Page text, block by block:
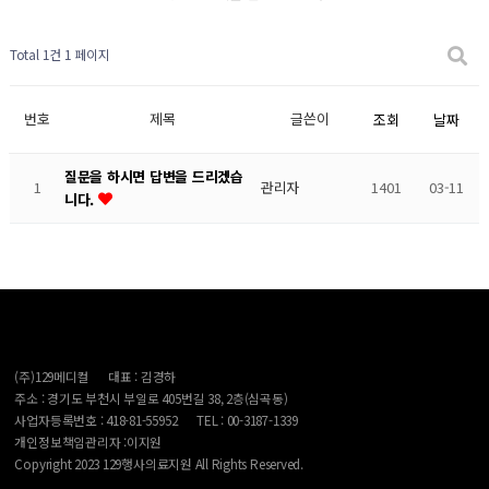
Total 1건 1 페이지
번호 제목 글쓴이 조회 날짜
1
질문을 하시면 답변을 드리겠습
니다.
관리자 1401 03-11
(주)129메디컬
대표 : 김경하
주소 : 경기도 부천시 부일로 405번길 38, 2층(심곡동)
사업자등록번호 : 418-81-55952
TEL : 00-3187-1339
개인정보책임관리자 :이지원
Copyright 2023 129행사의료지원 All Rights Reserved.